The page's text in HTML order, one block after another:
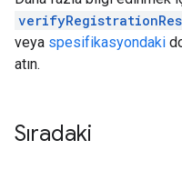
veya spesifikasyondaki
atın.
Sıradaki